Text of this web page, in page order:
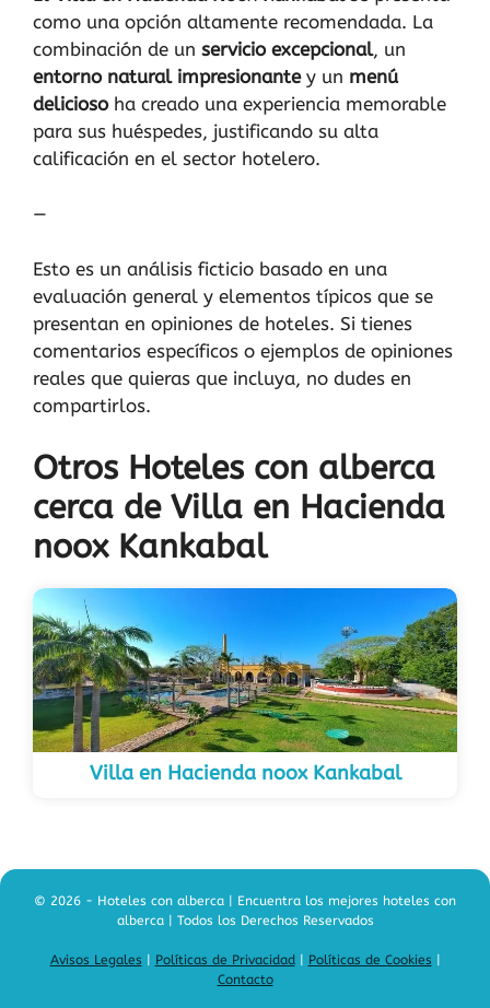
como una opción altamente recomendada. La
combinación de un servicio excepcional, un
entorno natural impresionantey un menú
deliciosoha creado una experiencia memorable
para sus huéspedes, justificando su alta
calificación en el sector hotelero.
—
Esto es un análisis ficticio basado en una
evaluación general y elementos típicos que se
presentan en opiniones de hoteles. Si tienes
comentarios específicos o ejemplos de opiniones
reales que quieras que incluya, no dudes en
compartirlos.
Otros Hoteles con alberca
cerca de Villa en Hacienda
noox Kankabal
Villa en Hacienda noox Kankabal
© 2026 - Hoteles con alberca | Encuentra los mejores hoteles con
alberca | Todos los Derechos Reservados
Avisos Legales | Políticas de Privacidad| Políticas de Cookies |
Contacto